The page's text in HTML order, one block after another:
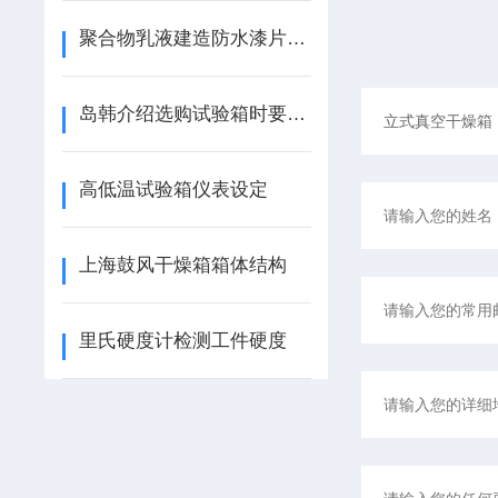
聚合物乳液建造防水漆片的技术要求标准
岛韩介绍选购试验箱时要根据自身的需求
高低温试验箱仪表设定
上海鼓风干燥箱箱体结构
里氏硬度计检测工件硬度